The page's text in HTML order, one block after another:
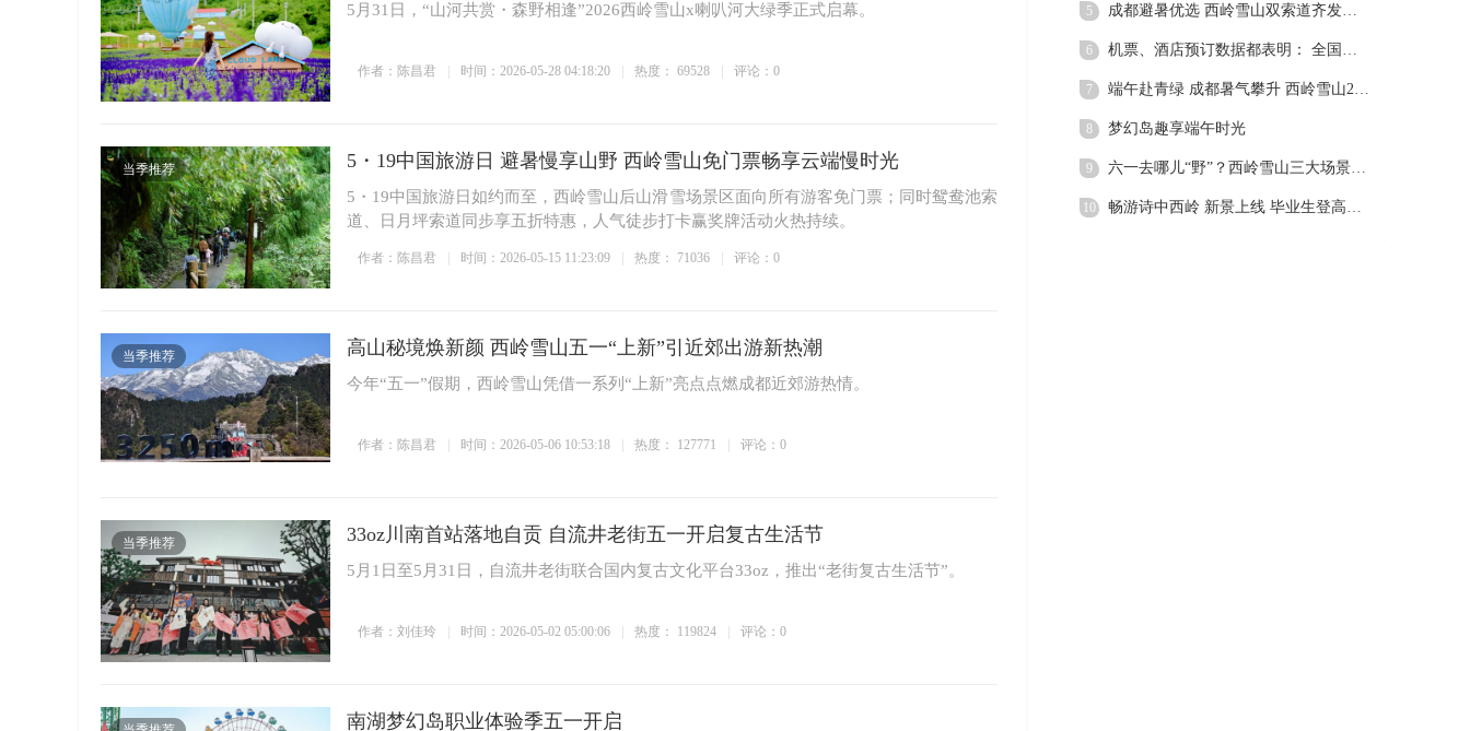
5月31日，“山河共赏・森野相逢”2026西岭雪山x喇叭河大绿季正式启幕。
作者：陈昌君 时间：2026-05-28 04:18:20 热度： 69528 评论：0
当季推荐 5・19中国旅游日 避暑慢享山野 西岭雪山免门票畅享云端慢时光
5・19中国旅游日如约而至，西岭雪山后山滑雪场景区面向所有游客免门票；同时鸳鸯池索
道、日月坪索道同步享五折特惠，人气徒步打卡赢奖牌活动火热持续。
作者：陈昌君 时间：2026-05-15 11:23:09 热度： 71036 评论：0
当季推荐 高山秘境焕新颜 西岭雪山五一“上新”引近郊出游新热潮
今年“五一”假期，西岭雪山凭借一系列“上新”亮点点燃成都近郊游热情。
作者：陈昌君 时间：2026-05-06 10:53:18 热度： 127771 评论：0
当季推荐 33oz川南首站落地自贡 自流井老街五一开启复古生活节
5月1日至5月31日，自流井老街联合国内复古文化平台33oz，推出“老街复古生活节”。
作者：刘佳玲 时间：2026-05-02 05:00:06 热度： 119824 评论：0
南湖梦幻岛职业体验季五一开启
5 成都避暑优选 西岭雪山双索道齐发，360°全景视野+翻倍运力
6 机票、酒店预订数据都表明： 全国暑期游，游客最爱去成都
7 端午赴青绿 成都暑气攀升 西岭雪山23℃恒温山野承启端午假期
8 梦幻岛趣享端午时光
9 六一去哪儿“野”？西岭雪山三大场景变身天然自然教育营地
10 畅游诗中西岭 新景上线 毕业生登高享出行福利